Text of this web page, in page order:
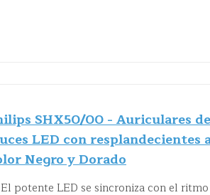
SHX50/00 - Auriculares
LED con
Negro y Dorado
El potente LED se sincroniza con el